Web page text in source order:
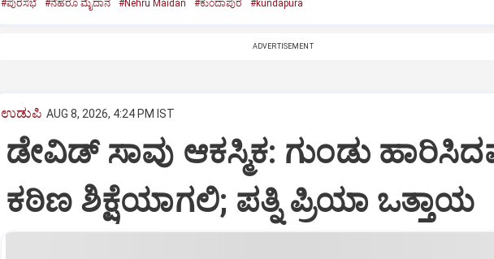
#ಪುರಸಭೆ #ನೆಹರೂ ಮೈದಾನ #Nehru Maidan #ಕುಂದಾಪುರ #kundapura
ADVERTISEMENT
ಉಡುಪಿ AUG 8, 2026, 4:24 PM IST
ಡೇವಿಡ್ ಸಾವು ಆಕಸ್ಮಿಕ: ಗುಂಡು
ಕಠಿಣ ಶಿಕ್ಷೆಯಾಗಲಿ; ಪತ್ನಿ ಪ್ರಿಯಾ ಒತ್ತಾಯ